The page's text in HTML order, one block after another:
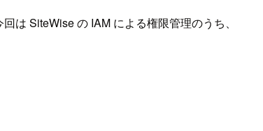
は SiteWise の IAM による権限管理のうち、